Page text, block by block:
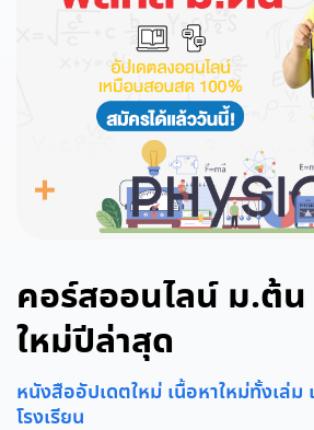
คอร์สออนไลน์ ม.ต้
ใหม่ปีล่าสุด
หนังสืออัปเดตใหม่ เนื้อหาใหม่ทั้งเล่ม
โรงเรียน